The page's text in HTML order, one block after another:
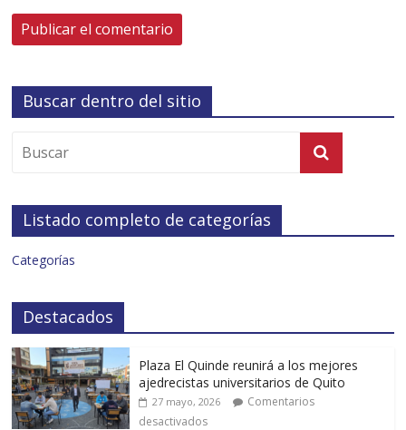
Buscar dentro del sitio
Listado completo de categorías
Categorías
Destacados
Plaza El Quinde reunirá a los mejores
ajedrecistas universitarios de Quito
27 mayo, 2026
Comentarios
desactivados